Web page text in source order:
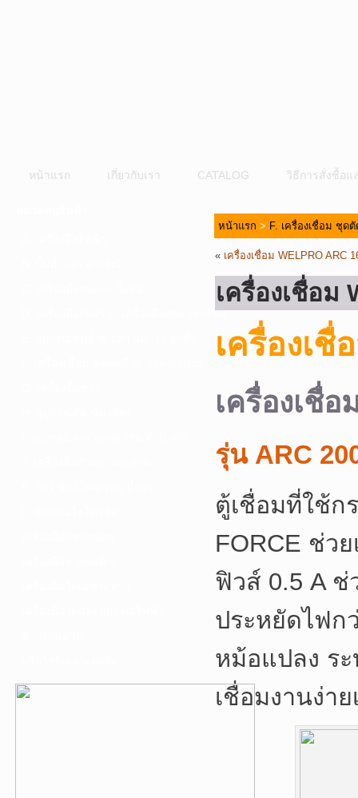
หน้าแรก เกี่ยวกับเรา CATALOG วิธีการสั่งซื้อแ
D. เครื่องมือก่อสร้าง-เครื่องมืออุตสาหกรรม
หน้าแรก > F. เครื่องเชื่อม ชุด
« เครื่องเชื่อม WELPRO ARC
เครื่องเชื่อม
เครื่องเชื่
เครื่องเชื่
รุ่น ARC
ตู้เชื่อมที่ใช้ก
FORCE ช่ว
ฟิวส์ 0.5 A ช่
ประหยัดไฟก
หม้อแปลง ร
เชื่อมงานง่า